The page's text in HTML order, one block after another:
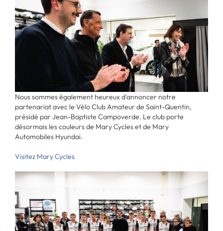
Nous sommes également heureux d'annoncer notre
partenariat avec le Vélo Club Amateur de Saint-Quentin,
présidé par Jean-Baptiste Campoverde. Le club porte
désormais les couleurs de Mary Cycles et de Mary
Automobiles Hyundai.
Visitez Mary Cycles